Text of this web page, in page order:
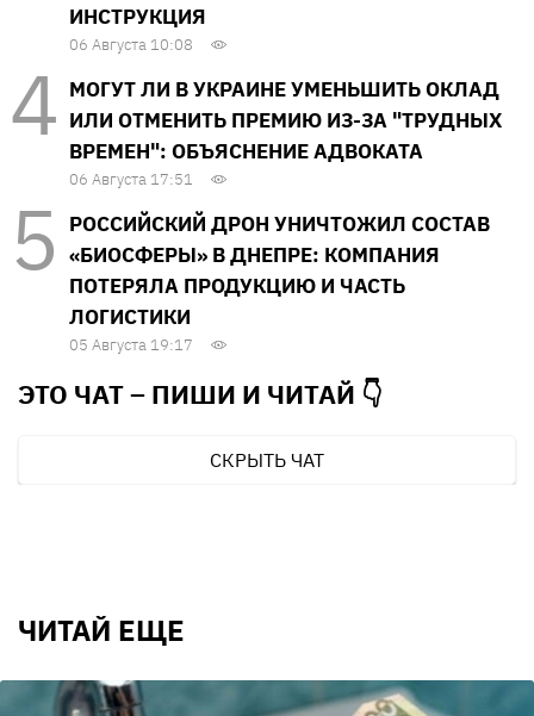
ИНСТРУКЦИЯ
06 Августа 10:08
МОГУТ ЛИ В УКРАИНЕ УМЕНЬШИТЬ ОКЛАД
ИЛИ ОТМЕНИТЬ ПРЕМИЮ ИЗ-ЗА "ТРУДНЫХ
ВРЕМЕН": ОБЪЯСНЕНИЕ АДВОКАТА
06 Августа 17:51
РОССИЙСКИЙ ДРОН УНИЧТОЖИЛ СОСТАВ
«БИОСФЕРЫ» В ДНЕПРЕ: КОМПАНИЯ
ПОТЕРЯЛА ПРОДУКЦИЮ И ЧАСТЬ
ЛОГИСТИКИ
05 Августа 19:17
ЭТО ЧАТ – ПИШИ И ЧИТАЙ 👇
СКРЫТЬ ЧАТ
ЧИТАЙ ЕЩЕ